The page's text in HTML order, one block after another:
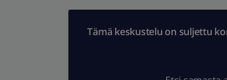
Tämä keskustelu on suljettu